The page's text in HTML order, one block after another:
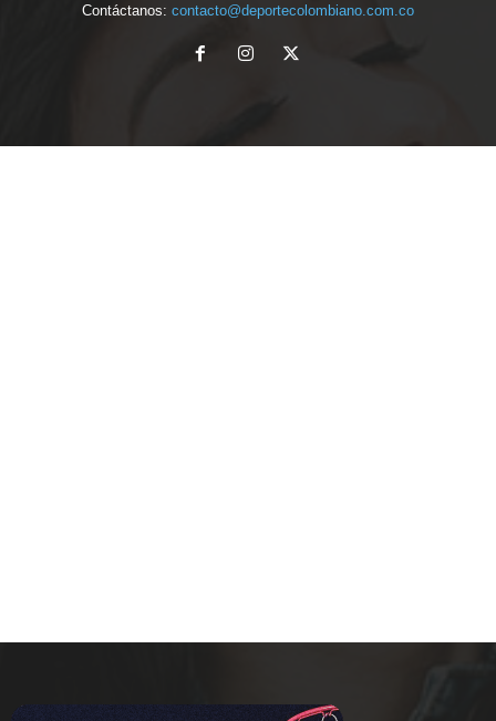
Contáctanos: contacto@deportecolombiano.com.co